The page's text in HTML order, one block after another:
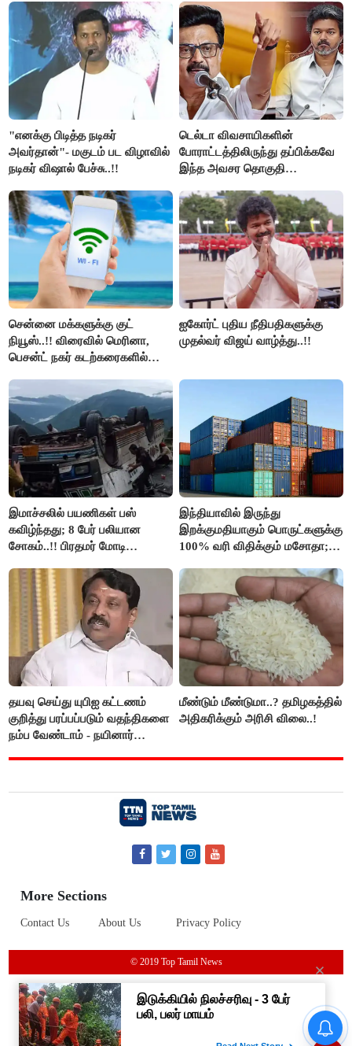
"எனக்கு பிடித்த நடிகர்
அவர்தான்"- மகுடம் பட விழாவில்
நடிகர் விஷால் பேச்சு..!!
டெல்டா விவசாயிகளின்
போராட்டத்திலிருந்து தப்பிக்கவே
இந்த அவசர தொகுதி
அரங்கேற்றுகிறார் முதலமைச்சர் -
திமுக ஐடி விங்..!!
சென்னை மக்களுக்கு குட்
நியூஸ்..!! விரைவில் மெரினா,
பெசன்ட் நகர் கடற்கரைகளில்
ஐகோர்ட் புதிய நீதிபதிகளுக்கு
முதல்வர் விஜய் வாழ்த்து..!!
இமாச்சலில் பயணிகள் பஸ்
கவிழ்ந்தது; 8 பேர் பலியான
சோகம்..!! பிரதமர் மோடி
இந்தியாவில் இருந்து
இறக்குமதியாகும் பொருட்களுக்கு
100% வரி விதிக்கும் மசோதா;
தயவு செய்து யுபிஐ கட்டணம்
குறித்து பரப்பப்படும் வதந்திகளை
நம்ப வேண்டாம் - நயினார்
மீண்டும் மீண்டுமா..? தமிழகத்தில்
அதிகரிக்கும் அரிசி விலை..!
More Sections
Contact Us About Us Privacy Policy
© 2019 Top Tamil News
உதயநிதி கைதால் அப்செட்டான